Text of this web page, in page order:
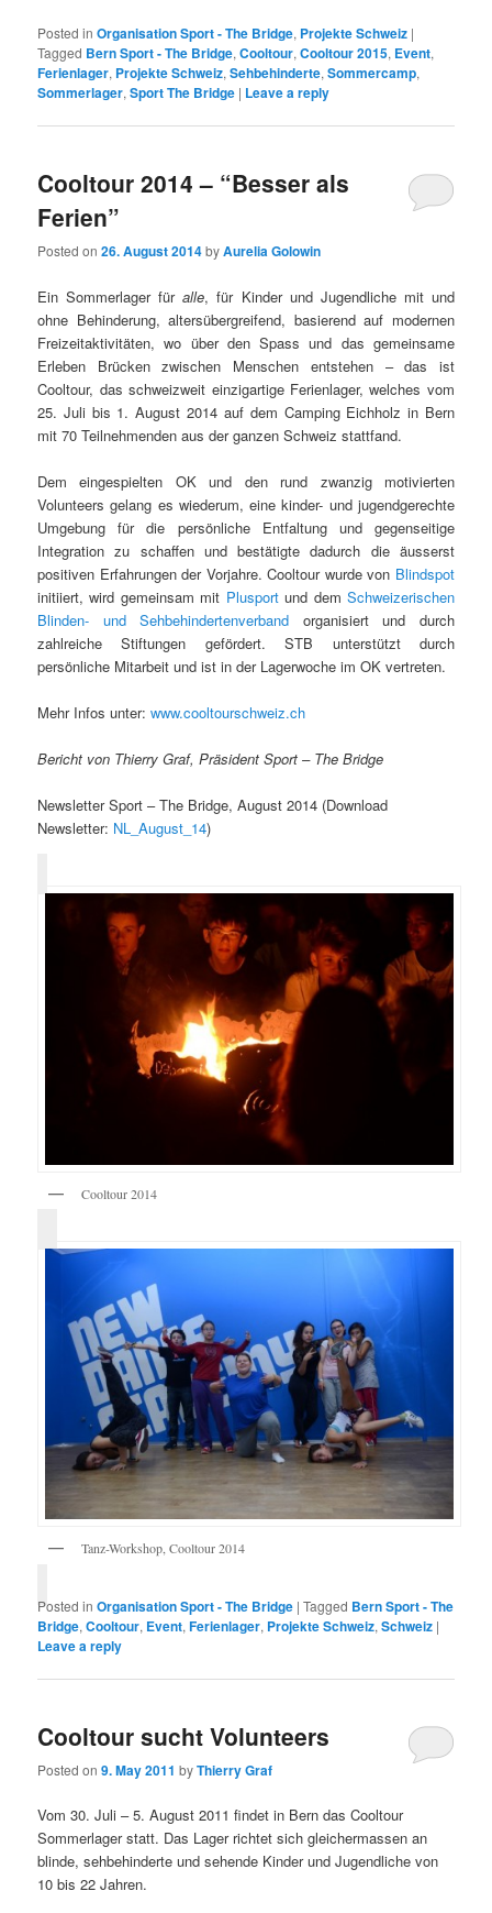
Posted in Organisation Sport - The Bridge, Projekte Schweiz |
Tagged Bern Sport - The Bridge,Cooltour,Cooltour 2015, Event,
Ferienlager, Projekte Schweiz,Sehbehinderte,Sommercamp,
Sommerlager,Sport The Bridge | Leave a reply
Cooltour 2014 – “Besser als
Ferien”
Posted on26. August 2014byAurelia Golowin
Ein Sommerlager füralle, für Kinder und Jugendliche mit und
ohne Behinderung, altersübergreifend, basierend auf modernen
Freizeitaktivitäten, wo über den Spass und das gemeinsame
Erleben Brücken zwischen Menschen entstehen – das ist
Cooltour, das schweizweit einzigartige Ferienlager, welches vom
25. Juli bis 1. August 2014 auf dem Camping Eichholz in Bern
mit 70 Teilnehmenden aus der ganzen Schweiz stattfand.
Dem eingespielten OK und den rund zwanzig motivierten
Volunteers gelang es wiederum, eine kinder- und jugendgerechte
Umgebung für die persönliche Entfaltung und gegenseitige
Integration zu schaffen und bestätigte dadurch die äusserst
positiven Erfahrungen der Vorjahre. Cooltour wurde von Blindspot
initiiert, wird gemeinsam mit Plusportund dem Schweizerischen
Blinden- und Sehbehindertenverband organisiert und durch
zahlreiche Stiftungen gefördert. STB unterstützt durch
persönliche Mitarbeit und ist in der Lagerwoche im OK vertreten.
Mehr Infos unter:www.cooltourschweiz.ch
Bericht von Thierry Graf, Präsident Sport – The Bridge
Newsletter Sport – The Bridge, August 2014 (Download
Newsletter: NL_August_14)
Cooltour 2014
Tanz-Workshop, Cooltour 2014
Posted in Organisation Sport - The Bridge |Tagged Bern Sport - The
Bridge,Cooltour, Event,Ferienlager, Projekte Schweiz,Schweiz |
Leave a reply
Cooltour sucht Volunteers
Posted on9. May 2011 byThierry Graf
Vom 30. Juli – 5. August 2011 findet in Bern das Cooltour
Sommerlager statt. Das Lager richtet sich gleichermassen an
blinde, sehbehinderte und sehende Kinder und Jugendliche von
10 bis 22 Jahren.